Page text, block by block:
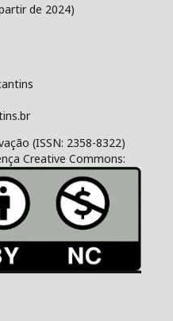
de 2024)
(ISSN: 2358-8322)
Creative Commons: